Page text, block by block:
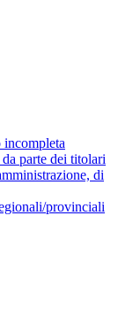
incompleta
parte dei titolari
di
provinciali